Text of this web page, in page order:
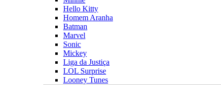
Hello Kitty
Homem Aranha
Batman
Marvel
Sonic
Mickey
Liga da Justiça
LOL Surprise
Looney Tunes